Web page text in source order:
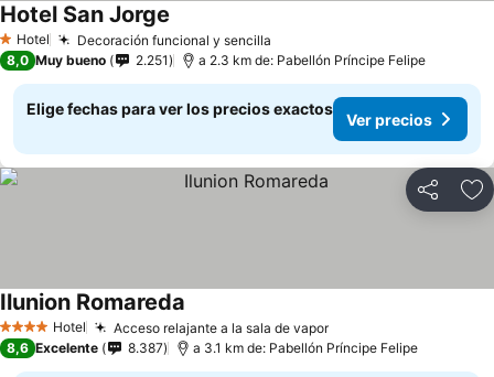
1 Estrellas
Hotel Decoración funcional y sencilla
Hotel San Jorge
8,0 Muy bueno 2.251 a 2.3 km de: Pabellón Príncipe Felipe
Elige fechas para ver los precios exactos
Ver precios
Compartir
4 EstrellasHotel Acceso relajante a la sala de vaporVer precios
Ilunion Romareda
8,6 Excelente 8.387 a 3.1 km de: Pabellón Príncipe Felipe